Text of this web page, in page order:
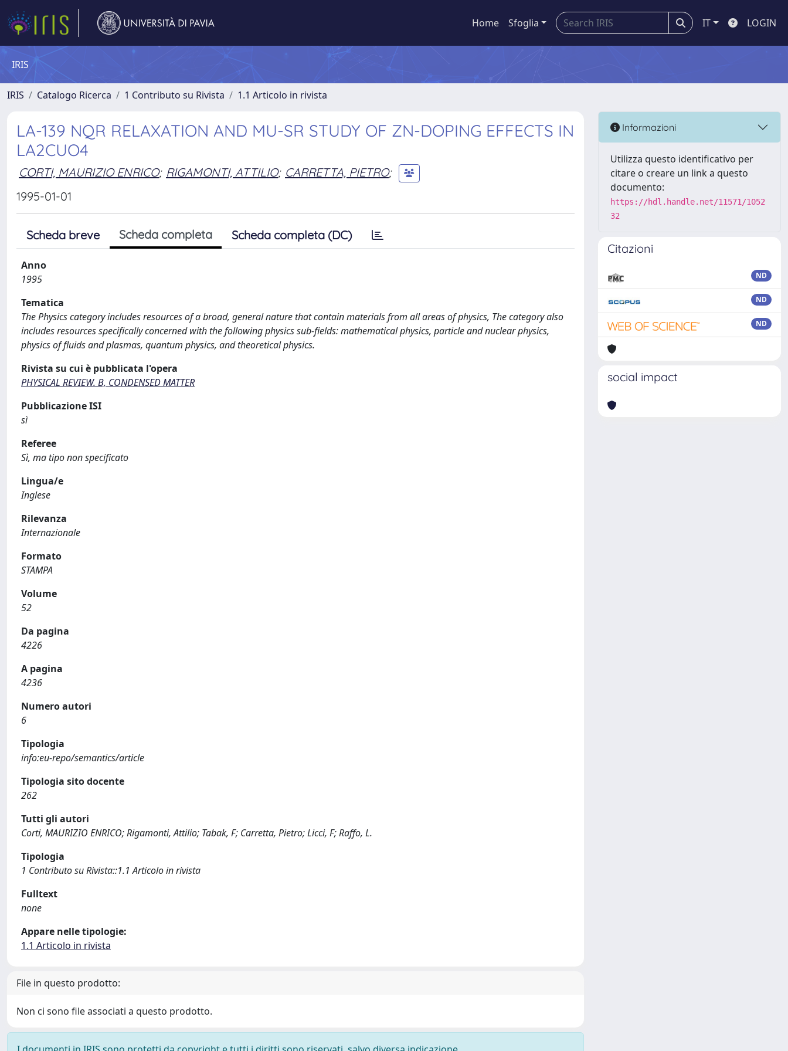
Home Sfoglia IT LOGIN
IRIS
IRIS Catalogo Ricerca 1 Contributo su Rivista 1.1 Articolo in rivista
LA-139 NQR RELAXATION AND MU-SR STUDY OF ZN-DOPING EFFECTS IN
LA2CUO4
CORTI, MAURIZIO ENRICO; RIGAMONTI, ATTILIO; CARRETTA, PIETRO;
1995-01-01
Scheda breve Scheda completa Scheda completa (DC)
Anno
1995
Tematica
The Physics category includes resources of a broad, general nature that contain materials from all areas of physics, The category also
includes resources specifically concerned with the following physics sub-fields: mathematical physics, particle and nuclear physics,
physics of fluids and plasmas, quantum physics, and theoretical physics.
Rivista su cui è pubblicata l'opera
PHYSICAL REVIEW. B, CONDENSED MATTER
Pubblicazione ISI
sì
Referee
Sì, ma tipo non specificato
Lingua/e
Inglese
Rilevanza
Internazionale
Formato
STAMPA
Volume
52
Da pagina
4226
A pagina
4236
Numero autori
6
Tipologia
info:eu-repo/semantics/article
Tipologia sito docente
262
Tutti gli autori
Corti, MAURIZIO ENRICO; Rigamonti, Attilio; Tabak, F; Carretta, Pietro; Licci, F; Raffo, L.
Tipologia
1 Contributo su Rivista::1.1 Articolo in rivista
Fulltext
none
Appare nelle tipologie:
1.1 Articolo in rivista
File in questo prodotto:
Non ci sono file associati a questo prodotto.
Informazioni
Utilizza questo identificativo per
citare o creare un link a questo
documento:
https://hdl.handle.net/11571/1052
32
Citazioni
ND
ND
ND
social impact